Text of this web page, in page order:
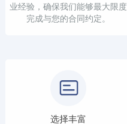
业经验，确保我们能够最大限度
完成与您的合同约定。
选择丰富